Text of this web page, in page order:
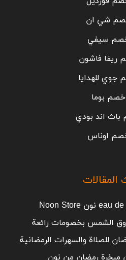
شي ان
سيفي
ريفا فاشون
جوي للهدايا
بوما
اند بودي
اوناس
المقالات
الشمس بخصومات رائعة
للصلاة والسهرات الرمضانية
مبخرة رمضان من نون